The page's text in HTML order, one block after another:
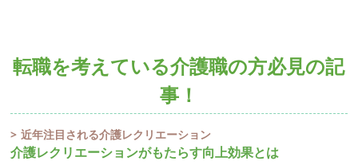
転職を考えている介護職の方必見の記
事！
近年注目される介護レクリエーション
介護レクリエーションがもたらす向上効果とは